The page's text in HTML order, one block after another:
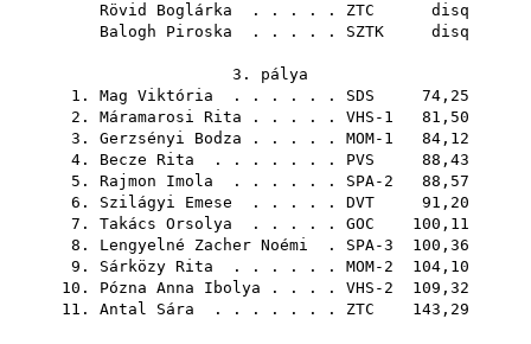
Rövid Boglárka . . . . . ZTC disq
Balogh Piroska . . . . . SZTK disq
3. pálya
1. Mag Viktória . . . . . . SDS 74,25
2. Máramarosi Rita . . . . . VHS-1 81,50
3. Gerzsényi Bodza . . . . . MOM-1 84,12
4. Becze Rita . . . . . . . PVS 88,43
5. Rajmon Imola . . . . . . SPA-2 88,57
6. Szilágyi Emese . . . . . DVT 91,20
7. Takács Orsolya . . . . . GOC 100,11
8. Lengyelné Zacher Noémi . SPA-3 100,36
9. Sárközy Rita . . . . . . MOM-2 104,10
10. Pózna Anna Ibolya . . . . VHS-2 109,32
11. Antal Sára . . . . . . . ZTC 143,29